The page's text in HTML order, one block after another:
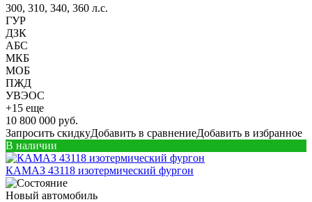
300, 310, 340, 360 л.с.
ГУР
ДЗК
АБС
МКБ
МОБ
ПЖД
УВЭОС
+15 еще
10 800 000 руб.
Запросить скидкуДобавить в сравнениеДобавить в избранное
В наличии
КАМАЗ 43118 изотермический фургон
Новый автомобиль